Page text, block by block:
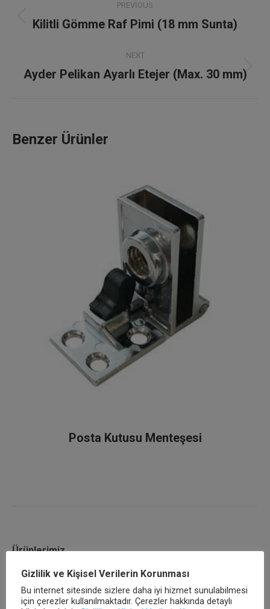
navigation
PREVIOUS
Previous
Kilitli Gömme Raf Pimi (18 mm Sunta)
NEXT
Next
Ayder Pelikan Ayarlı Etejer (Max. 30 mm)
Benzer Ürünler
Posta Kutusu Menteşesi
Ürünlerimiz
Ana Sayfa
Kurumsal
Gizlilik ve Kişisel Verilerin Korunması
Bu internet sitesinde sizlere daha iyi hizmet sunulabilmesi
için çerezler kullanılmaktadır. Çerezler hakkında detaylı